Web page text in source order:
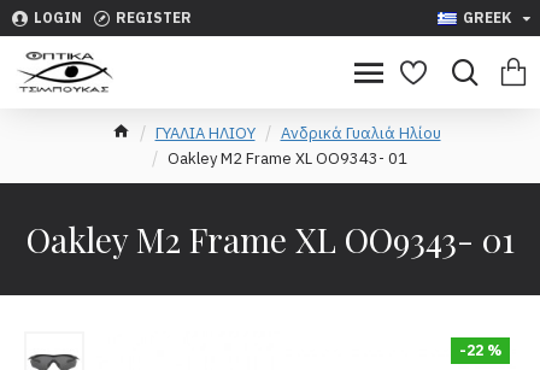
LOGIN REGISTER GREEK
ΓΥΑΛΙΑ ΗΛΙΟΥ
Ανδρικά Γυαλιά Ηλίου
Oakley M2 Frame XL OO9343- 01
Oakley M2 Frame XL OO9343- 01
-22 %